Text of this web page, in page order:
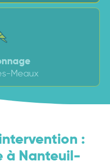
Meaux
:
à Nanteuil-